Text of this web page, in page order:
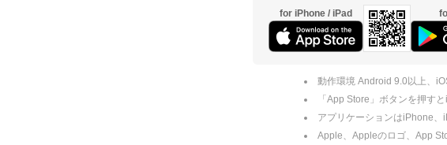
for iPhone / iPad
動作環境 Android 9.0以上、
「App Store」ボタンを押す
アプリケーションはiPhone
Apple、Appleのロゴ、App